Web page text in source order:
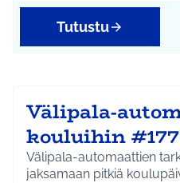
Tutustu
Välipala-
kouluihin
Välipala-automaattien
jaksamaan pitkiä